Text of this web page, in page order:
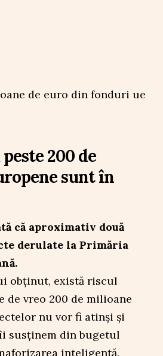
200 de
sunt în
că aproximativ două
derulate la Primăria
obținut, există riscul
de vreo 200 de milioane
nu vor fi atinși și
susținem din bugetul
inteligentă.